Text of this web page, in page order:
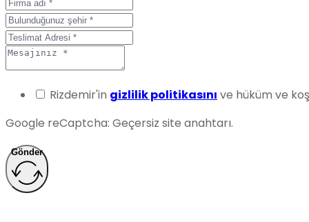
Rizdemir'in gizlilik politikasını ve hüküm ve
Google reCaptcha: Geçersiz site anahtarı.
Gönder